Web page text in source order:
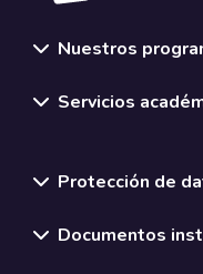
Nuestros
Servicios
Protección de
Documentos